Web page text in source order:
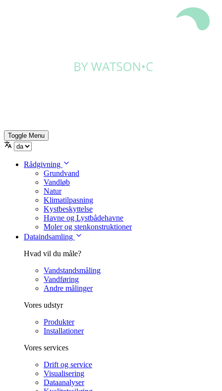
Toggle Menu
Rådgivning
Grundvand
Vandløb
Natur
Klimatilpasning
Kystbeskyttelse
Havne og Lystbådehavne
Moler og stenkonstruktioner
Dataindsamling
Hvad vil du måle?
Vandstandsmåling
Vandføring
Andre målinger
Vores udstyr
Produkter
Installationer
Vores services
Drift og service
Visualisering
Dataanalyser